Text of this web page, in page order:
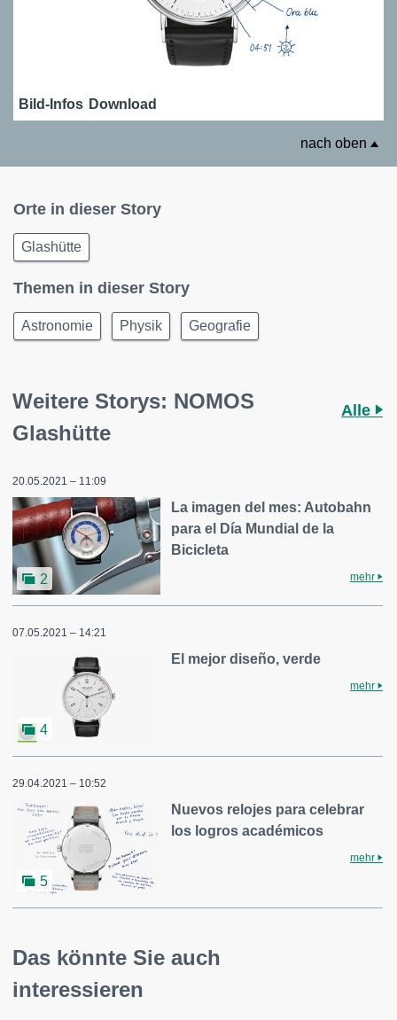
Bild-Infos Download
nach oben
Orte in dieser Story
Glashütte
Themen in dieser Story
Astronomie Physik Geografie
Weitere Storys: NOMOS
Glashütte
Alle
20.05.2021 – 11:09
2
La imagen del mes: Autobahn
para el Día Mundial de la
Bicicleta
mehr
07.05.2021 – 14:21
4
El mejor diseño, verde
mehr
29.04.2021 – 10:52
5
Nuevos relojes para celebrar
los logros académicos
mehr
Das könnte Sie auch
interessieren